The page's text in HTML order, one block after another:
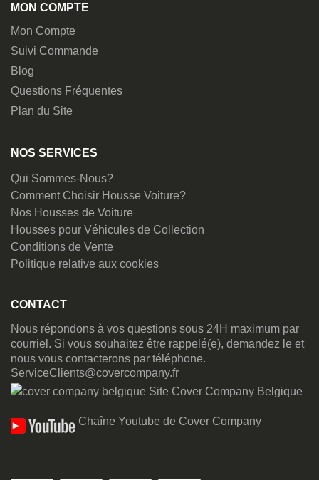
MON COMPTE
Mon Compte
Suivi Commande
Blog
Questions Fréquentes
Plan du Site
NOS SERVICES
Qui Sommes-Nous?
Comment Choisir Housse Voiture?
Nos Housses de Voiture
Housses pour Véhicules de Collection
Conditions de Vente
Politique relative aux cookies
CONTACT
Nous répondons à vos questions sous 24H maximum par
courriel. Si vous souhaitez être rappelé(e), demandez le et
nous vous contacterons par téléphone.
ServiceClients@covercompany.fr
Site Cover Company Belgique
Chaîne Youtube de Cover Company